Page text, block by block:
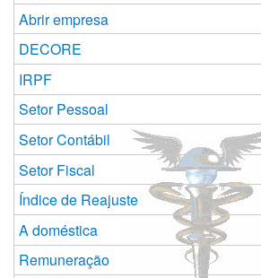
Abrir empresa
DECORE
IRPF
Setor Pessoal
Setor Contábil
Setor Fiscal
Índice de Reajuste
A doméstica
Remuneração